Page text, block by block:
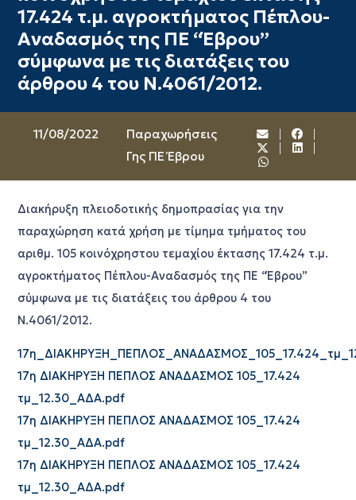
17.424 τ.μ. αγροκτήματος Πέπλου-
Αναδασμός της ΠΕ “Έβρου”
σύμφωνα με τις διατάξεις του
άρθρου 4 του Ν.4061/2012.
11/08/2022
Παραχωρήσεις
Γης ΠΕ Έβρου
Διακήρυξη πλειοδοτικής δημοπρασίας για την
παραχώρηση κατά χρήση με τίμημα τμήματος του
αριθμ. 105 κοινόχρηστου τεμαχίου έκτασης 17.424 τ.μ.
αγροκτήματος Πέπλου-Αναδασμός της ΠΕ “Έβρου”
σύμφωνα με τις διατάξεις του άρθρου 4 του
Ν.4061/2012.
17η ΔΙΑΚΗΡΥΞΗ ΠΕΠΛΟΣ ΑΝΑΔΑΣΜΟΣ 105_17.424
τμ_12.30_ΑΔΑ.pdf
17η ΔΙΑΚΗΡΥΞΗ ΠΕΠΛΟΣ ΑΝΑΔΑΣΜΟΣ 105_17.424
τμ_12.30_ΑΔΑ.pdf
17η ΔΙΑΚΗΡΥΞΗ ΠΕΠΛΟΣ ΑΝΑΔΑΣΜΟΣ 105_17.424
τμ_12.30_ΑΔΑ.pdf